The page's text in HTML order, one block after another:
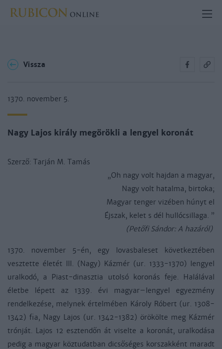
Vissza
1370. november 5.
Nagy Lajos király megörökli a lengyel koronát
Szerző: Tarján M. Tamás
„Oh nagy volt hajdan a magyar,
Nagy volt hatalma, birtoka;
Magyar tenger vizében húnyt el
Éjszak, kelet s dél hullócsillaga. ”
(Petőfi Sándor: A hazáról)
1370. november 5-én, egy lovasbaleset következtében
vesztette életét III. (Nagy) Kázmér (ur. 1333-1370) lengyel
uralkodó, a Piast-dinasztia utolsó koronás feje. Halálával
életbe lépett az 1339. évi magyar–lengyel egyezmény
rendelkezése, melynek értelmében Károly Róbert (ur. 1308-
1342) fia, Nagy Lajos (ur. 1342-1382) örökölte meg Kázmér
trónját. Lajos 12 esztendőn át viselte a koronát, uralkodása
pedig a magyar köztudatban dicsőséges korszakként maradt